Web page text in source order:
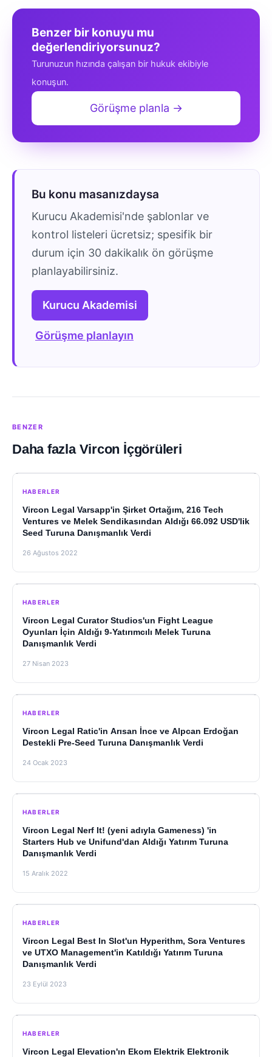
Benzer bir konuyu mu
değerlendiriyorsunuz?
Turunuzun hızında çalışan bir hukuk ekibiyle
konuşun.
Görüşme planla →
Bu konu masanızdaysa
Kurucu Akademisi'nde şablonlar ve
kontrol listeleri ücretsiz; spesifik bir
durum için 30 dakikalık ön görüşme
planlayabilirsiniz.
Kurucu Akademisi
Görüşme planlayın
BENZER
Daha fazla Vircon İçgörüleri
HABERLER
Vircon Legal Varsapp'in Şirket Ortağım, 216 Tech
Ventures ve Melek Sendikasından Aldığı 66.092 USD'lik
Seed Turuna Danışmanlık Verdi
26 Ağustos 2022
HABERLER
Vircon Legal Curator Studios'un Fight League
Oyunları İçin Aldığı 9-Yatırımcılı Melek Turuna
Danışmanlık Verdi
27 Nisan 2023
HABERLER
Vircon Legal Ratic'in Arısan İnce ve Alpcan Erdoğan
Destekli Pre-Seed Turuna Danışmanlık Verdi
24 Ocak 2023
HABERLER
Vircon Legal Nerf It! (yeni adıyla Gameness) 'in
Starters Hub ve Unifund'dan Aldığı Yatırım Turuna
Danışmanlık Verdi
15 Aralık 2022
HABERLER
Vircon Legal Best In Slot'un Hyperithm, Sora Ventures
ve UTXO Management'in Katıldığı Yatırım Turuna
Danışmanlık Verdi
23 Eylül 2023
HABERLER
Vircon Legal Elevation'ın Ekom Elektrik Elektronik